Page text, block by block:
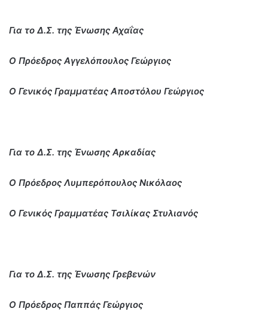
Για το Δ.Σ. της Ένωσης Αχαΐας
Ο Πρόεδρος Αγγελόπουλος Γεώργιος
Ο Γενικός Γραμματέας Αποστόλου Γεώργιος
Για το Δ.Σ. της Ένωσης Αρκαδίας
Ο Πρόεδρος Λυμπερόπουλος Νικόλαος
Ο Γενικός Γραμματέας Τσιλίκας Στυλιανός
Για το Δ.Σ. της Ένωσης Γρεβενών
Ο Πρόεδρος Παππάς Γεώργιος